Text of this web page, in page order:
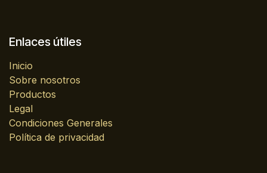
Enlaces útiles
Inicio
Sobre nosotros
Productos
Legal
Condiciones Generales
Política de privacidad